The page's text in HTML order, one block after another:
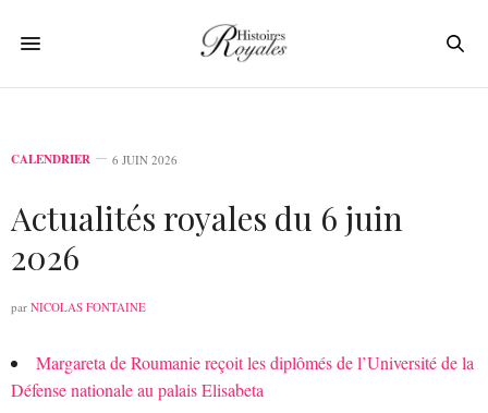
CALENDRIER 6 JUIN 2026
Actualités royales du 6 juin
2026
par NICOLAS FONTAINE
Margareta de Roumanie reçoit les diplômés de l’Université de la
Défense nationale au palais Elisabeta